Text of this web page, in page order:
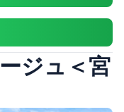
ジュ＜宮